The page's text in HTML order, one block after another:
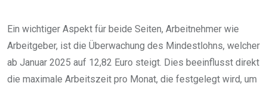
Ein wichtiger Aspekt für beide Seiten, Arbeitnehmer wie
Arbeitgeber, ist die Überwachung des Mindestlohns, welcher
ab Januar 2025 auf 12,82 Euro steigt. Dies beeinflusst direkt
die maximale Arbeitszeit pro Monat, die festgelegt wird, um